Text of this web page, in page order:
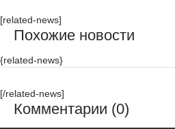
[related-news]
Похожие новости
{related-news}
[/related-news]
Комментарии (0)